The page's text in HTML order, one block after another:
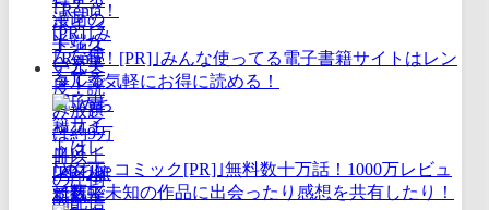
｢Renta！[PR]｣みんな使ってる電子書籍サイトはレン
タルで気軽にお得に読める！
｢めちゃコミック[PR]｣無料数十万話！1000万レビュ
ー数で未知の作品に出会ったり感想を共有したり！